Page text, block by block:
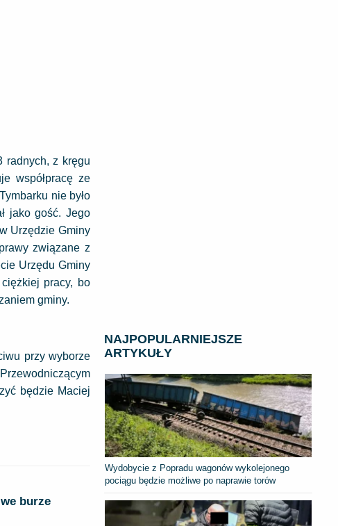
radnych, z kręgu
współpracę ze
nie było
jako gość. Jego
Urzędzie Gminy
związane z
Urzędu Gminy
pracy, bo
gminy.
przy wyborze
będzie Maciej
burze
NAJPOPULARNIEJSZE
ARTYKUŁY
Wydobycie z Popradu wagonów wykolejonego
pociągu będzie możliwe po naprawie torów